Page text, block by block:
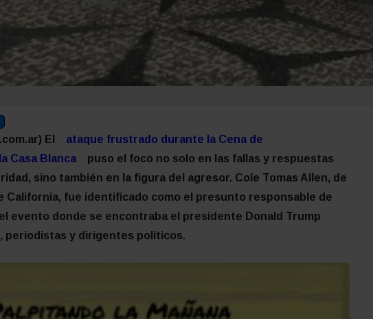
El
ataque frustrado durante la Cena de
Casa Blanca
puso el foco no solo en las fallas y respuestas
sino también en la figura del agresor. Cole Tomas Allen, de
California, fue identificado como el presunto responsable de
evento donde se encontraba el presidente Donald Trump
periodistas y dirigentes políticos.